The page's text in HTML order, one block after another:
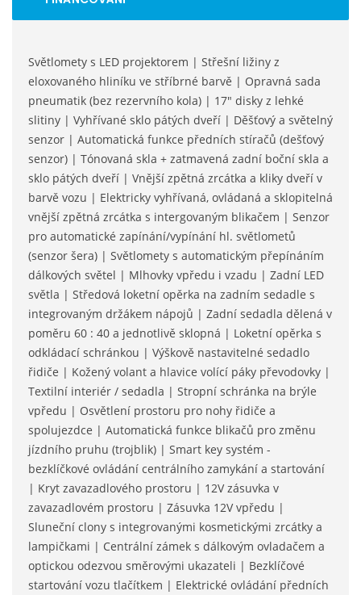
Světlomety s LED projektorem | Střešní ližiny z
eloxovaného hliníku ve stříbrné barvě | Opravná sada
pneumatik (bez rezervního kola) | 17" disky z lehké
slitiny | Vyhřívané sklo pátých dveří | Děšťový a světelný
senzor | Automatická funkce předních stíračů (dešťový
senzor) | Tónovaná skla + zatmavená zadní boční skla a
sklo pátých dveří | Vnější zpětná zrcátka a kliky dveří v
barvě vozu | Elektricky vyhřívaná, ovládaná a sklopitelná
vnější zpětná zrcátka s intergovaným blikačem | Senzor
pro automatické zapínání/vypínání hl. světlometů
(senzor šera) | Světlomety s automatickým přepínáním
dálkových světel | Mlhovky vpředu i vzadu | Zadní LED
světla | Středová loketní opěrka na zadním sedadle s
integrovaným držákem nápojů | Zadní sedadla dělená v
poměru 60 : 40 a jednotlivě sklopná | Loketní opěrka s
odkládací schránkou | Výškově nastavitelné sedadlo
řidiče | Kožený volant a hlavice volící páky převodovky |
Textilní interiér / sedadla | Stropní schránka na brýle
vpředu | Osvětlení prostoru pro nohy řidiče a
spolujezdce | Automatická funkce blikačů pro změnu
jízdního pruhu (trojblik) | Smart key systém -
bezklíčkové ovládání centrálního zamykání a startování
| Kryt zavazadlového prostoru | 12V zásuvka v
zavazadlovém prostoru | Zásuvka 12V vpředu |
Sluneční clony s integrovanými kosmetickými zrcátky a
lampičkami | Centrální zámek s dálkovým ovladačem a
optickou odezvou směrovými ukazateli | Bezklíčové
startování vozu tlačítkem | Elektrické ovládání předních